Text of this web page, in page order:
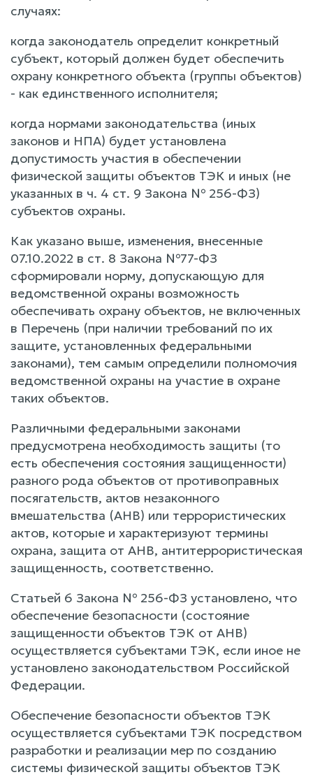
случаях:
когда законодатель определит конкретный
субъект, который должен будет обеспечить
охрану конкретного объекта (группы объектов)
- как единственного исполнителя;
когда нормами законодательства (иных
законов и НПА) будет установлена
допустимость участия в обеспечении
физической защиты объектов ТЭК и иных (не
указанных в ч. 4 ст. 9 Закона № 256-ФЗ)
субъектов охраны.
Как указано выше, изменения, внесенные
07.10.2022 в ст. 8 Закона №77-ФЗ
сформировали норму, допускающую для
ведомственной охраны возможность
обеспечивать охрану объектов, не включенных
в Перечень (при наличии требований по их
защите, установленных федеральными
законами), тем самым определили полномочия
ведомственной охраны на участие в охране
таких объектов.
Различными федеральными законами
предусмотрена необходимость защиты (то
есть обеспечения состояния защищенности)
разного рода объектов от противоправных
посягательств, актов незаконного
вмешательства (АНВ) или террористических
актов, которые и характеризуют термины
охрана, защита от АНВ, антитеррористическая
защищенность, соответственно.
Статьей 6 Закона № 256-ФЗ установлено, что
обеспечение безопасности (состояние
защищенности объектов ТЭК от АНВ)
осуществляется субъектами ТЭК, если иное не
установлено законодательством Российской
Федерации.
Обеспечение безопасности объектов ТЭК
осуществляется субъектами ТЭК посредством
разработки и реализации мер по созданию
системы физической защиты объектов ТЭК